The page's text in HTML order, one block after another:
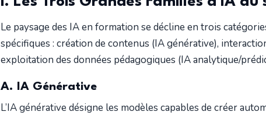
Le paysage des IA en formation se décline en trois
spécifiques : création de contenus (IA générative),
exploitation des données pédagogiques (IA analytique/
A. IA Générative
L’IA générative désigne les modèles capables de créer